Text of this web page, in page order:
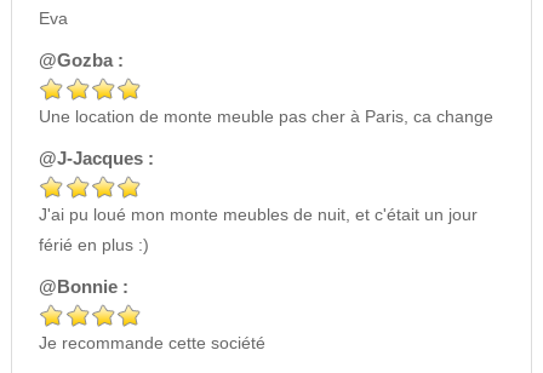
Eva
@Gozba :
Une location de monte meuble pas cher à Paris, ca change
@J-Jacques :
J'ai pu loué mon monte meubles de nuit, et c'était un jour
férié en plus :)
@Bonnie :
Je recommande cette société